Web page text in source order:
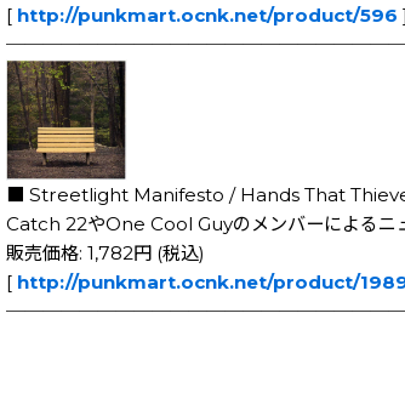
[ http://punkmart.ocnk.net/product/596 ]
■ Streetlight Manifesto / Hands That
Catch 22やOne Cool Guyのメンバーによるニ
販売価格: 1,782円 (税込)
[ http://punkmart.ocnk.net/product/